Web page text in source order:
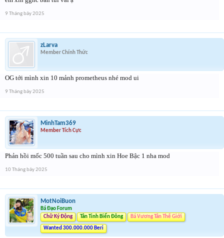
9 Tháng bảy 2025
zLarva
Member Chính Thức
OG tới mình xin 10 mảnh prometheus nhé mod ui
9 Tháng bảy 2025
MinhTam369
Member Tích Cực
Phản hồi mốc 500 tuần sau cho mình xin Hoe Bậc 1 nha mod
10 Tháng bảy 2025
MotNoiBuon
Bá Đạo Forum
Chữ Ký Động
Tân Tinh Biển Đông Bá Vương Tân Thế Giới
Wanted 300.000.000 Beri